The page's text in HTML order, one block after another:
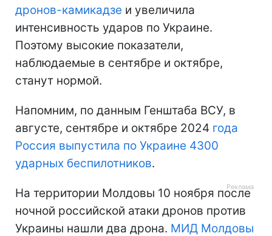
дронов-камикадзе и увеличила
интенсивность ударов по Украине.
Поэтому высокие показатели,
наблюдаемые в сентябре и октябре,
станут нормой.
Напомним, по данным Генштаба ВСУ, в
августе, сентябре и октябре 2024 года
Россия выпустила по Украине 4300
ударных беспилотников.
На территории Молдовы 10 ноября после
ночной российской атаки дронов против
Украины нашли два дрона. МИД Молдовы